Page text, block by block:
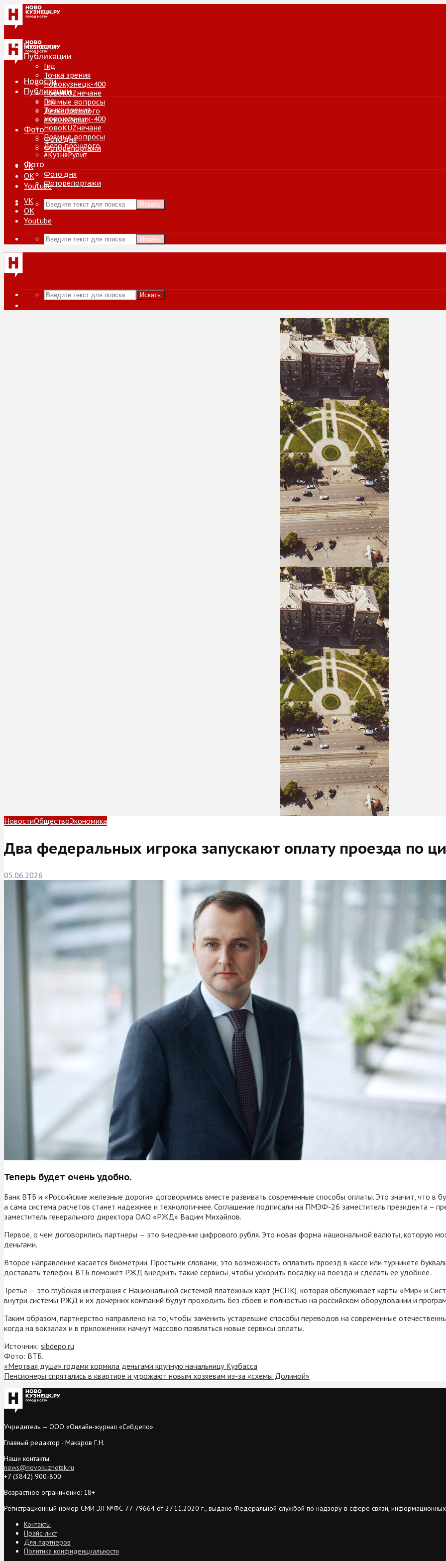
Новости
Публикации
Гид
Точка зрения
Новокузнецк-400
НовоKUZнечане
Прямые вопросы
Дело прошлого
#КузняРулит
Фото
Фото дня
Фоторепортажи
VK
ОК
Youtube
Искать
Новости
Публикации
Гид
Точка зрения
Новокузнецк-400
НовоKUZнечане
Прямые вопросы
Дело прошлого
#КузняРулит
Фото
Фото дня
Фоторепортажи
VK
ОК
Youtube
Искать
Искать
НовостиОбществоЭкономика
Два федеральных игрока запускают оплату проезда по
05.06.2026
Теперь будет очень удобно.
Банк ВТБ и «Российские железные дороги» договорились вместе развивать современные способы оплаты. Это значит, что в
а сама система расчетов станет надежнее и технологичнее. Соглашение подписали на ПМЭФ-26 заместитель президента –
заместитель генерального директора ОАО «РЖД» Вадим Михайлов.
Первое, о чем договорились партнеры — это внедрение цифрового рубля. Это новая форма национальной валюты, которую
деньгами.
Второе направление касается биометрии. Простыми словами, это возможность оплатить проезд в кассе или турникете
доставать телефон. ВТБ поможет РЖД внедрить такие сервисы, чтобы ускорить посадку на поезда и сделать ее удобнее.
Третье — это глубокая интеграция с Национальной системой платежных карт (НСПК), которая обслуживает карты «Мир» и
внутри системы РЖД и их дочерних компаний будут проходить без сбоев и полностью на российском оборудовании и
Таким образом, партнерство направлено на то, чтобы заменить устаревшие способы переводов на современные
когда на вокзалах и в приложениях начнут массово появляться новые сервисы оплаты.
Источник: sibdepo.ru
Фото: ВТБ.
«Мертвая душа» годами кормила деньгами крупную начальницу Кузбасса
Пенсионеры спрятались в квартире и угрожают новым хозяевам из-за «схемы Долиной»
Учредитель — ООО «Онлайн-журнал «Сибдепо».
Главный редактор - Макаров Г.Н.
Наши контакты:
news@novokuznetsk.ru
+7 (3842) 900-800
Возрастное ограничение: 18+
Регистрационный номер СМИ ЭЛ №ФС 77-79664 от 27.11.2020 г., выдано Федеральной службой по надзору в сфере связи, информационных
Контакты
Прайс-лист
Для партнеров
Политика конфиденциальности